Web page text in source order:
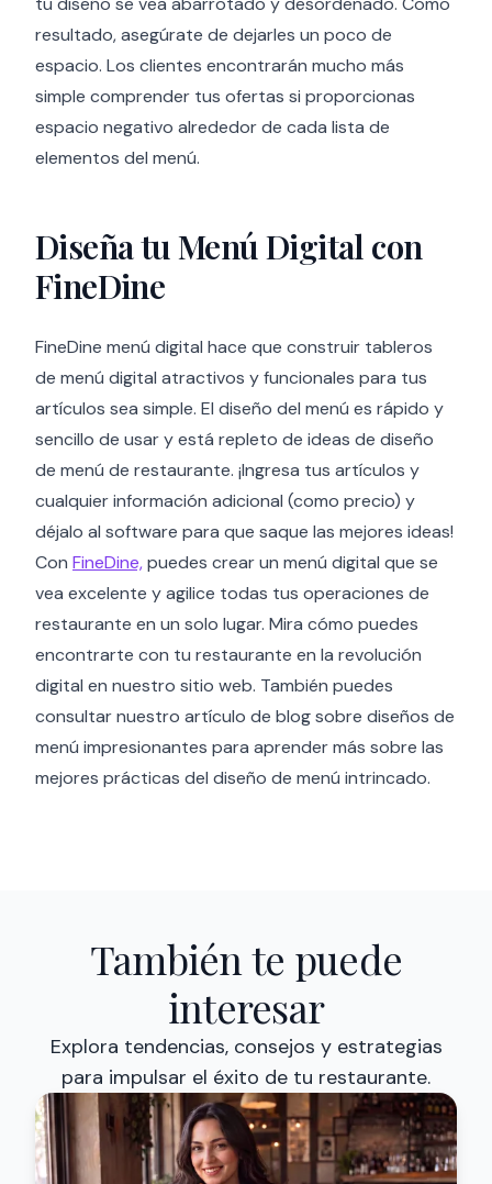
resultado, asegúrate de dejarles un poco de
espacio. Los clientes encontrarán mucho más
simple comprender tus ofertas si proporcionas
espacio negativo alrededor de cada lista de
elementos del menú.
Diseña tu Menú Digital con
FineDine
FineDine menú digital hace que construir tableros
de menú digital atractivos y funcionales para tus
artículos sea simple. El diseño del menú es rápido y
sencillo de usar y está repleto de ideas de diseño
de menú de restaurante. ¡Ingresa tus artículos y
cualquier información adicional (como precio) y
déjalo al software para que saque las mejores ideas!
Con FineDine,puedes crear un menú digital que se
vea excelente y agilice todas tus operaciones de
restaurante en un solo lugar. Mira cómo puedes
encontrarte con tu restaurante en la revolución
digital en nuestro sitio web. También puedes
consultar nuestro artículo de blog sobre diseños de
menú impresionantes para aprender más sobre las
mejores prácticas del diseño de menú intrincado.
También te puede
interesar
Explora tendencias, consejos y estrategias
para impulsar el éxito de tu restaurante.